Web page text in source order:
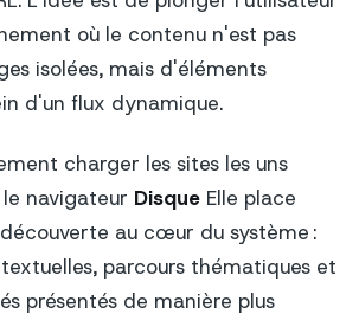
où le contenu n'est pas
isolées, mais d'éléments
d'un flux dynamique.
charger les sites les uns
le navigateur Disque Elle place
au cœur du système :
parcours thématiques et
présentés de manière plus